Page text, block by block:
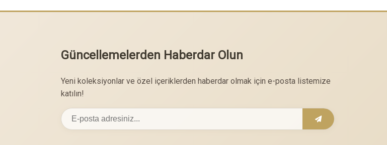
Güncellemelerden Haberdar Olun
Yeni koleksiyonlar ve özel içeriklerden haberdar olmak için e-posta listemize
katılın!